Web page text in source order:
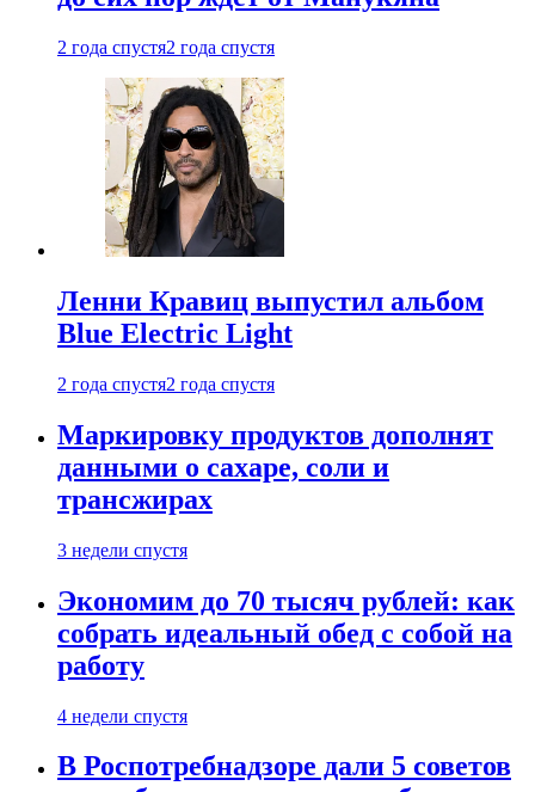
2 года спустя2 года спустя
Ленни Кравиц выпустил альбом
Blue Electric Light
2 года спустя2 года спустя
Маркировку продуктов дополнят
данными о сахаре, соли и
трансжирах
3 недели спустя
Экономим до 70 тысяч рублей: как
собрать идеальный обед с собой на
работу
4 недели спустя
В Роспотребнадзоре дали 5 советов